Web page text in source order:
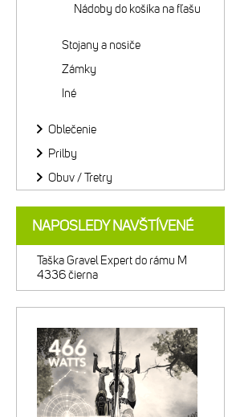
Nádoby do košíka na fľašu
Stojany a nosiče
Zámky
Iné
Oblečenie
Prilby
Obuv / Tretry
NAPOSLEDY NAVŠTÍVENÉ
Taška Gravel Expert do rámu M
4336 čierna